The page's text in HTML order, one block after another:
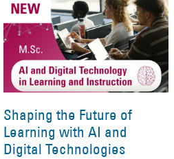
Shaping the Future of
Learning with AI and
Digital Technologies